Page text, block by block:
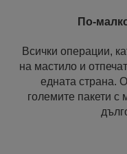
По-
Всички операции,
на мастило и
едната страна.
големите пакети с